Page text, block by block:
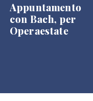
Appuntamento
con Bach, per
Operaestate